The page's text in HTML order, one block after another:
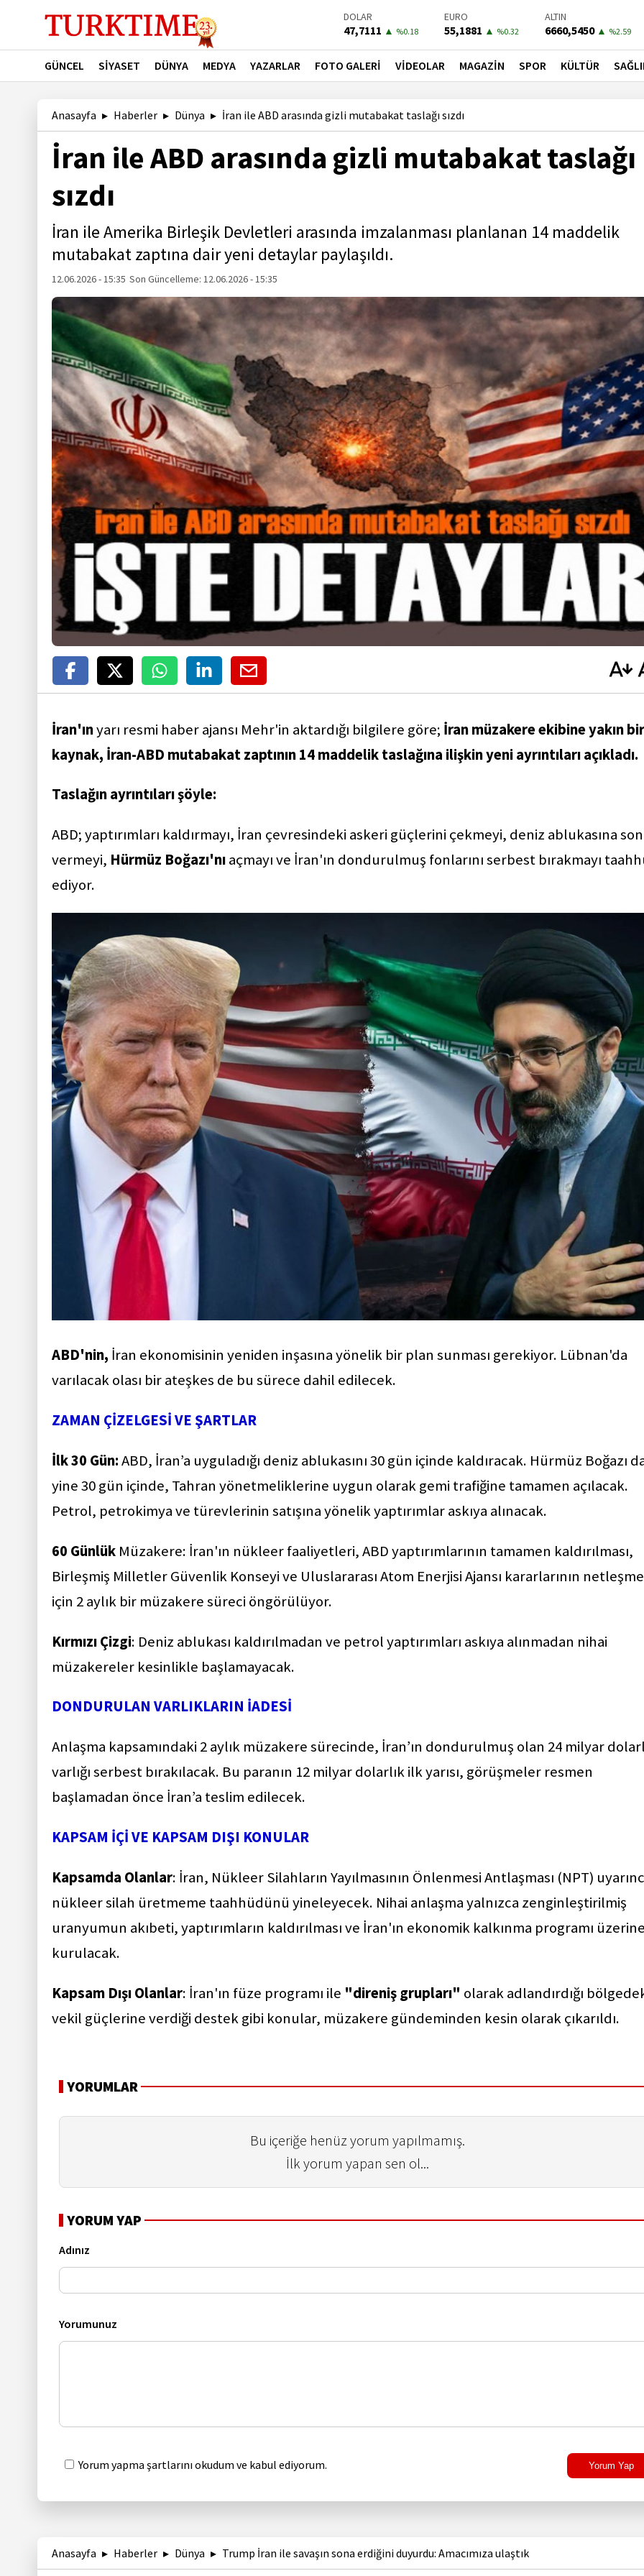
DOLAR
47,7111 ▲ %0.18
EURO
55,1881 ▲ %0.32
ALTIN
6660,5450 ▲ %2.59
BIST-100
13779,39 ▼ %-0.14
PETROL
81,4900▼ %-1.56
BONO
41,3000 ▼ %-0.55
GÜNCEL SİYASET DÜNYA MEDYA YAZARLAR FOTO GALERİ VİDEOLAR MAGAZİN SPOR KÜLTÜR
Anasayfa Haberler Dünya İran ile ABD arasında gizli mutabakat taslağı sızdı
İran ile ABD arasında gizli mutabakat taslağı
sızdı
İran ile Amerika Birleşik Devletleri arasında imzalanması planlanan 14 maddelik
mutabakat zaptına dair yeni detaylar paylaşıldı.
12.06.2026 - 15:35 Son Güncelleme:12.06.2026 - 15:35
İran'ınyarı resmi haber ajansı Mehr'in aktardığı bilgilere göre; İran müzakere ekibine yakın bir
kaynak, İran-ABD mutabakat zaptının 14 maddelik taslağına ilişkin yeni ayrıntıları açıkladı.
Taslağın ayrıntıları şöyle:
ABD; yaptırımları kaldırmayı, İran çevresindeki askeri güçlerini çekmeyi, deniz ablukasına son
vermeyi, Hürmüz Boğazı'nıaçmayı ve İran'ın dondurulmuş fonlarını serbest bırakmayı
ediyor.
ABD'nin, İran ekonomisinin yeniden inşasına yönelik bir plan sunması gerekiyor. Lübnan'da
varılacak olası bir ateşkes de bu sürece dahil edilecek.
ZAMAN ÇİZELGESİ VE ŞARTLAR
İlk 30 Gün:ABD, İran’a uyguladığı deniz ablukasını 30 gün içinde kaldıracak. Hürmüz Boğazı
yine 30 gün içinde, Tahran yönetmeliklerine uygun olarak gemi trafiğine tamamen açılacak.
Petrol, petrokimya ve türevlerinin satışına yönelik yaptırımlar askıya alınacak.
60 Günlük Müzakere: İran'ın nükleer faaliyetleri, ABD yaptırımlarının tamamen kaldırılması,
Birleşmiş Milletler Güvenlik Konseyi ve Uluslararası Atom Enerjisi Ajansı kararlarının
için 2 aylık bir müzakere süreci öngörülüyor.
Kırmızı Çizgi: Deniz ablukası kaldırılmadan ve petrol yaptırımları askıya alınmadan nihai
müzakereler kesinlikle başlamayacak.
DONDURULAN VARLIKLARIN İADESİ
Anlaşma kapsamındaki 2 aylık müzakere sürecinde, İran’ın dondurulmuş olan 24 milyar
varlığı serbest bırakılacak. Bu paranın 12 milyar dolarlık ilk yarısı, görüşmeler resmen
başlamadan önce İran’a teslim edilecek.
KAPSAM İÇİ VE KAPSAM DIŞI KONULAR
Kapsamda Olanlar: İran, Nükleer Silahların Yayılmasının Önlenmesi Antlaşması (NPT)
nükleer silah üretmeme taahhüdünü yineleyecek. Nihai anlaşma yalnızca zenginleştirilmiş
uranyumun akıbeti, yaptırımların kaldırılması ve İran'ın ekonomik kalkınma programı
kurulacak.
Kapsam Dışı Olanlar: İran'ın füze programı ile "direniş grupları" olarak adlandırdığı
vekil güçlerine verdiği destek gibi konular, müzakere gündeminden kesin olarak çıkarıldı.
YORUMLAR
Bu içeriğe henüz yorum yapılmamış.
İlk yorum yapan sen ol...
YORUM YAP
Adınız
Yorumunuz
Yorum yapma şartlarını okudum ve kabul ediyorum. Yorum Yap
Anasayfa Haberler Dünya Trump İran ile savaşın sona erdiğini duyurdu: Amacımıza ulaştık